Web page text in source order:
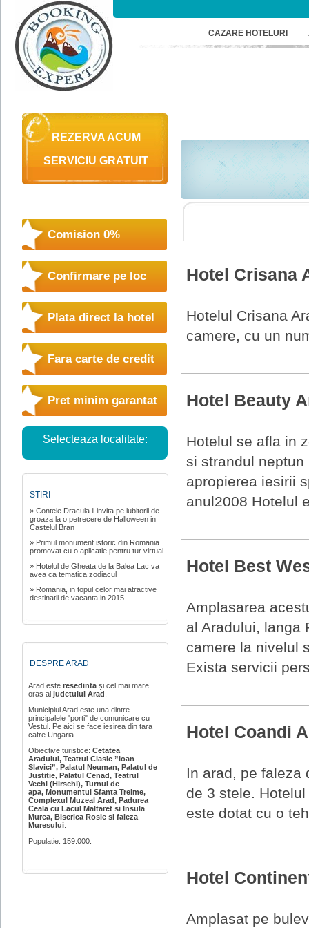
CAZARE HOTELURI
REZERVA ACUM
SERVICIU GRATUIT
Comision 0%
Confirmare pe loc
Plata direct la hotel
Fara carte de credit
Pret minim garantat
Selecteaza localitate:
STIRI
» Contele Dracula ii invita pe iubitorii de
groaza la o petrecere de Halloween in
Castelul Bran
» Primul monument istoric din Romania
promovat cu o aplicatie pentru tur virtual
» Hotelul de Gheata de la Balea Lac va
avea ca tematica zodiacul
» Romania, in topul celor mai atractive
destinatii de vacanta in 2015
DESPRE ARAD
Arad este resedinta și cel mai mare
oras al judetului Arad
Municipiul Arad este una dintre
principalele "porti" de comunicare cu
Vestul. Pe aici se face iesirea din tara
catre Ungaria.
Obiective turistice: Cetatea
Aradului, Teatrul Clasic ”Ioan
Slavici”, Palatul Neuman, Palatul de
Justitie, Palatul Cenad, Teatrul
Vechi (Hirschl), Turnul de
apa, Monumentul Sfanta Treime,
Complexul Muzeal Arad, Padurea
Ceala cu Lacul Maltaret si Insula
Murea, Biserica Rosie si faleza
Muresului
Populatie: 159.000.
Hotel Crisana
Hotelul Crisana
camere, cu un
Hotel Beauty
Hotelul se afla in
si strandul
apropierea iesirii
anul2008 Hotelul
Hotel Best
Amplasarea
al Aradului, langa
camere la nivelul
Exista servicii
Hotel Coandi
In arad, pe faleza
de 3 stele.
este dotat cu o
Hotel
Amplasat pe